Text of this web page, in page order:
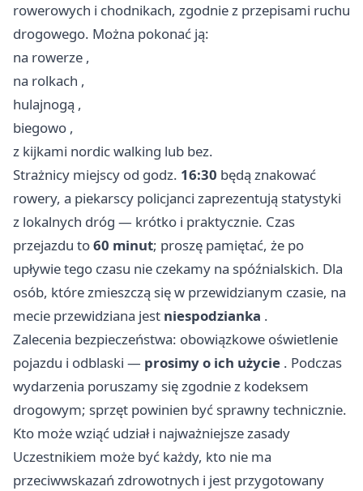
rowerowych i chodnikach, zgodnie z przepisami ruchu
drogowego. Można pokonać ją:
na rowerze ,
na rolkach ,
hulajnogą ,
biegowo ,
z kijkami nordic walking lub bez.
Strażnicy miejscy od godz. 16:30 będą znakować
rowery, a piekarscy policjanci zaprezentują statystyki
z lokalnych dróg — krótko i praktycznie. Czas
przejazdu to60 minut; proszę pamiętać, że po
upływie tego czasu nie czekamy na spóźnialskich. Dla
osób, które zmieszczą się w przewidzianym czasie, na
mecie przewidziana jest niespodzianka .
Zalecenia bezpieczeństwa: obowiązkowe oświetlenie
pojazdu i odblaski — prosimy o ich użycie . Podczas
wydarzenia poruszamy się zgodnie z kodeksem
drogowym; sprzęt powinien być sprawny technicznie.
Kto może wziąć udział i najważniejsze zasady
Uczestnikiem może być każdy, kto nie ma
przeciwwskazań zdrowotnych i jest przygotowany